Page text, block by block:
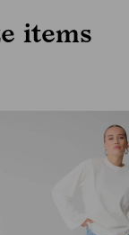
items